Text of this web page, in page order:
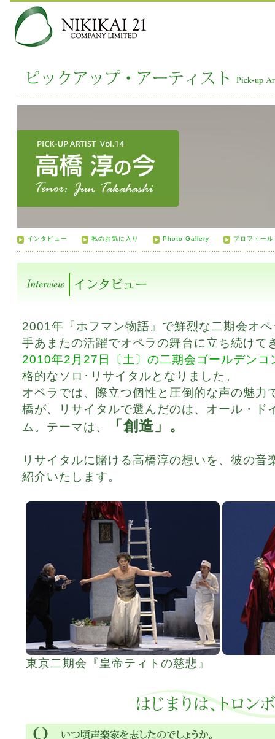
インタビュー 私のお気に入り Photo Gallery プロフィー
2001年『ホフマン物語』で鮮烈な二期会オ
手あまたの活躍でオペラの舞台に立ち続けて
2010年2月27日〔土〕の二期会ゴールデンコ
格的なソロ･リサイタルとなりました。
オペラでは、際立つ個性と圧倒的な声の魅力
橋が、リサイタルで選んだのは、オール・ド
ム。テーマは、
「創造」。
リサイタルに賭ける高橋淳の想いを、彼の音
紹介いたします。
東京二期会『皇帝ティトの慈悲』